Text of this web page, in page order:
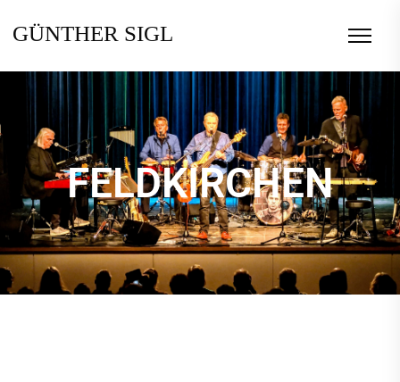
GÜNTHER SIGL
FELDKIRCHEN